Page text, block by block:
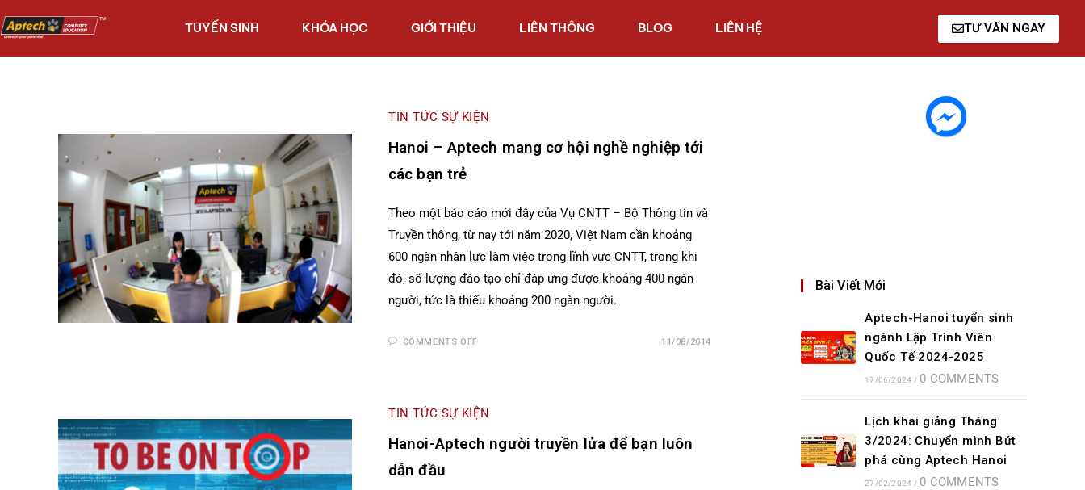
TUYỂN SINH KHÓA HỌC GIỚI THIỆU LIÊN THÔNG BLOG LIÊN HỆ TƯ VẤN NGAY
TIN TỨC SỰ KIỆN
Hanoi – Aptech mang cơ hội nghề nghiệp tới
các bạn trẻ
Theo một báo cáo mới đây của Vụ CNTT – Bộ Thông tin và
Truyền thông, từ nay tới năm 2020, Việt Nam cần khoảng
600 ngàn nhân lực làm việc trong lĩnh vực CNTT, trong khi
đó, số lượng đào tạo chỉ đáp ứng được khoảng 400 ngàn
người, tức là thiếu khoảng 200 ngàn người.
COMMENTS OFF 11/08/2014
TIN TỨC SỰ KIỆN
Hanoi-Aptech người truyền lửa để bạn luôn
dẫn đầu
Bài Viết Mới
Aptech-Hanoi tuyển sinh
ngành Lập Trình Viên
Quốc Tế 2024-2025
17/06/2024 / 0 COMMENTS
Lịch khai giảng Tháng
3/2024: Chuyển mình Bứt
phá cùng Aptech Hanoi
27/02/2024 / 0 COMMENTS